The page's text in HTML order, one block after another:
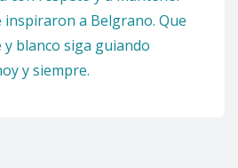
inspiraron a Belgrano. Que
blanco siga guiando
y siempre.